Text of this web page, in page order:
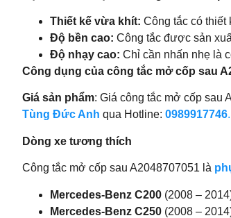
Thiết kế vừa khít: Công tắc có thiết
Độ bền cao: Công tắc được sản
Độ nhạy cao: Chỉ cần nhấn nhẹ là
Công dụng của công tắc mở cốp sau
Giá sản phẩm: Giá công tắc mở cốp sau
Tùng Đức Anh qua Hotline: 0989917746.
Dòng xe tương thích
Công tắc mở cốp sau A2048707051 là
Mercedes-Benz C200 (2008 –
Mercedes-Benz C250 (2008 –